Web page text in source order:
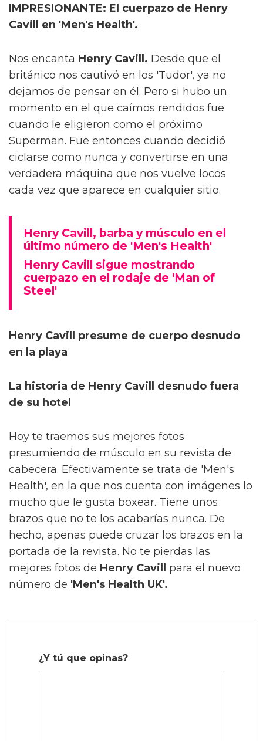
IMPRESIONANTE: El cuerpazo de Henry
Cavill en 'Men's Health'.
Nos encanta Henry Cavill. Desde que el
británico nos cautivó en los 'Tudor', ya no
dejamos de pensar en él. Pero si hubo un
momento en el que caímos rendidos fue
cuando le eligieron como el próximo
Superman. Fue entonces cuando decidió
ciclarse como nunca y convertirse en una
verdadera máquina que nos vuelve locos
cada vez que aparece en cualquier sitio.
Henry Cavill, barba y músculo en el
último número de 'Men's Health'
Henry Cavill sigue mostrando
cuerpazo en el rodaje de 'Man of
Steel'
Henry Cavill presume de cuerpo desnudo
en la playa
La historia de Henry Cavill desnudo fuera
de su hotel
Hoy te traemos sus mejores fotos
presumiendo de músculo en su revista de
cabecera. Efectivamente se trata de 'Men's
Health', en la que nos cuenta con imágenes lo
mucho que le gusta boxear. Tiene unos
brazos que no te los acabarías nunca. De
hecho, apenas puede cruzar los brazos en la
portada de la revista. No te pierdas las
mejores fotos de Henry Cavill
para el nuevo
número de 'Men's Health UK'.
¿Y tú que opinas?